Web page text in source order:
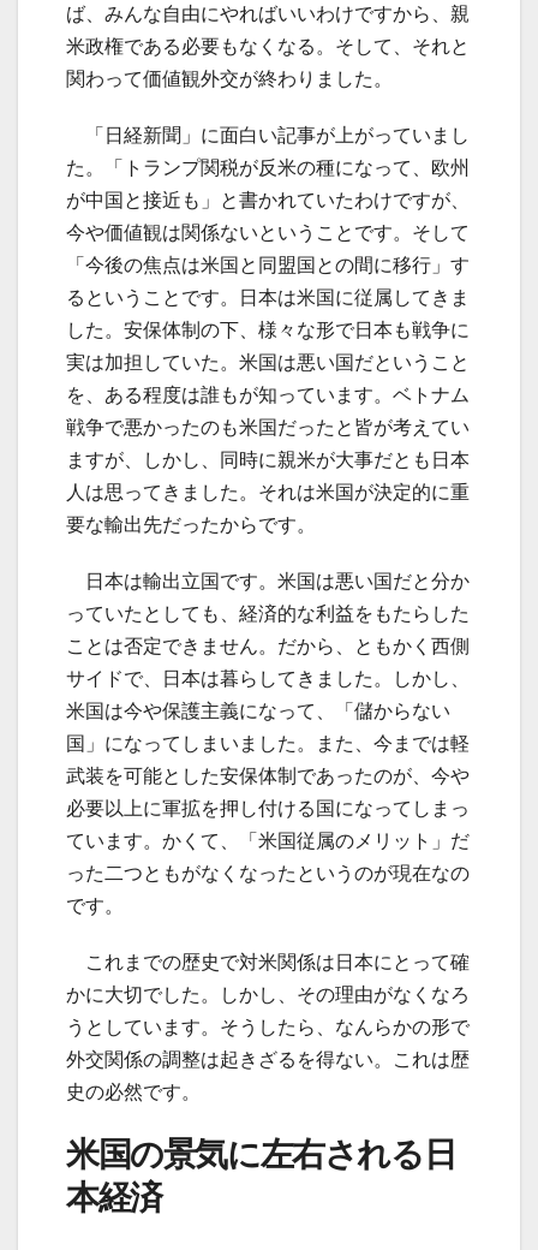
ば、みんな自由にやればいいわけですから、親
米政権である必要もなくなる。そして、それと
関わって価値観外交が終わりました。
「日経新聞」に面白い記事が上がっていまし
た。「トランプ関税が反米の種になって、欧州
が中国と接近も」と書かれていたわけですが、
今や価値観は関係ないということです。そして
「今後の焦点は米国と同盟国との間に移行」す
るということです。日本は米国に従属してきま
した。安保体制の下、様々な形で日本も戦争に
実は加担していた。米国は悪い国だということ
を、ある程度は誰もが知っています。ベトナム
戦争で悪かったのも米国だったと皆が考えてい
ますが、しかし、同時に親米が大事だとも日本
人は思ってきました。それは米国が決定的に重
要な輸出先だったからです。
日本は輸出立国です。米国は悪い国だと分か
っていたとしても、経済的な利益をもたらした
ことは否定できません。だから、ともかく西側
サイドで、日本は暮らしてきました。しかし、
米国は今や保護主義になって、「儲からない
国」になってしまいました。また、今までは軽
武装を可能とした安保体制であったのが、今や
必要以上に軍拡を押し付ける国になってしまっ
ています。かくて、「米国従属のメリット」だ
った二つともがなくなったというのが現在なの
です。
これまでの歴史で対米関係は日本にとって確
かに大切でした。しかし、その理由がなくなろ
うとしています。そうしたら、なんらかの形で
外交関係の調整は起きざるを得ない。これは歴
史の必然です。
米国の景気に左右される日
本経済